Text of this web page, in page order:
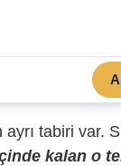
tabiri var.
kalan o